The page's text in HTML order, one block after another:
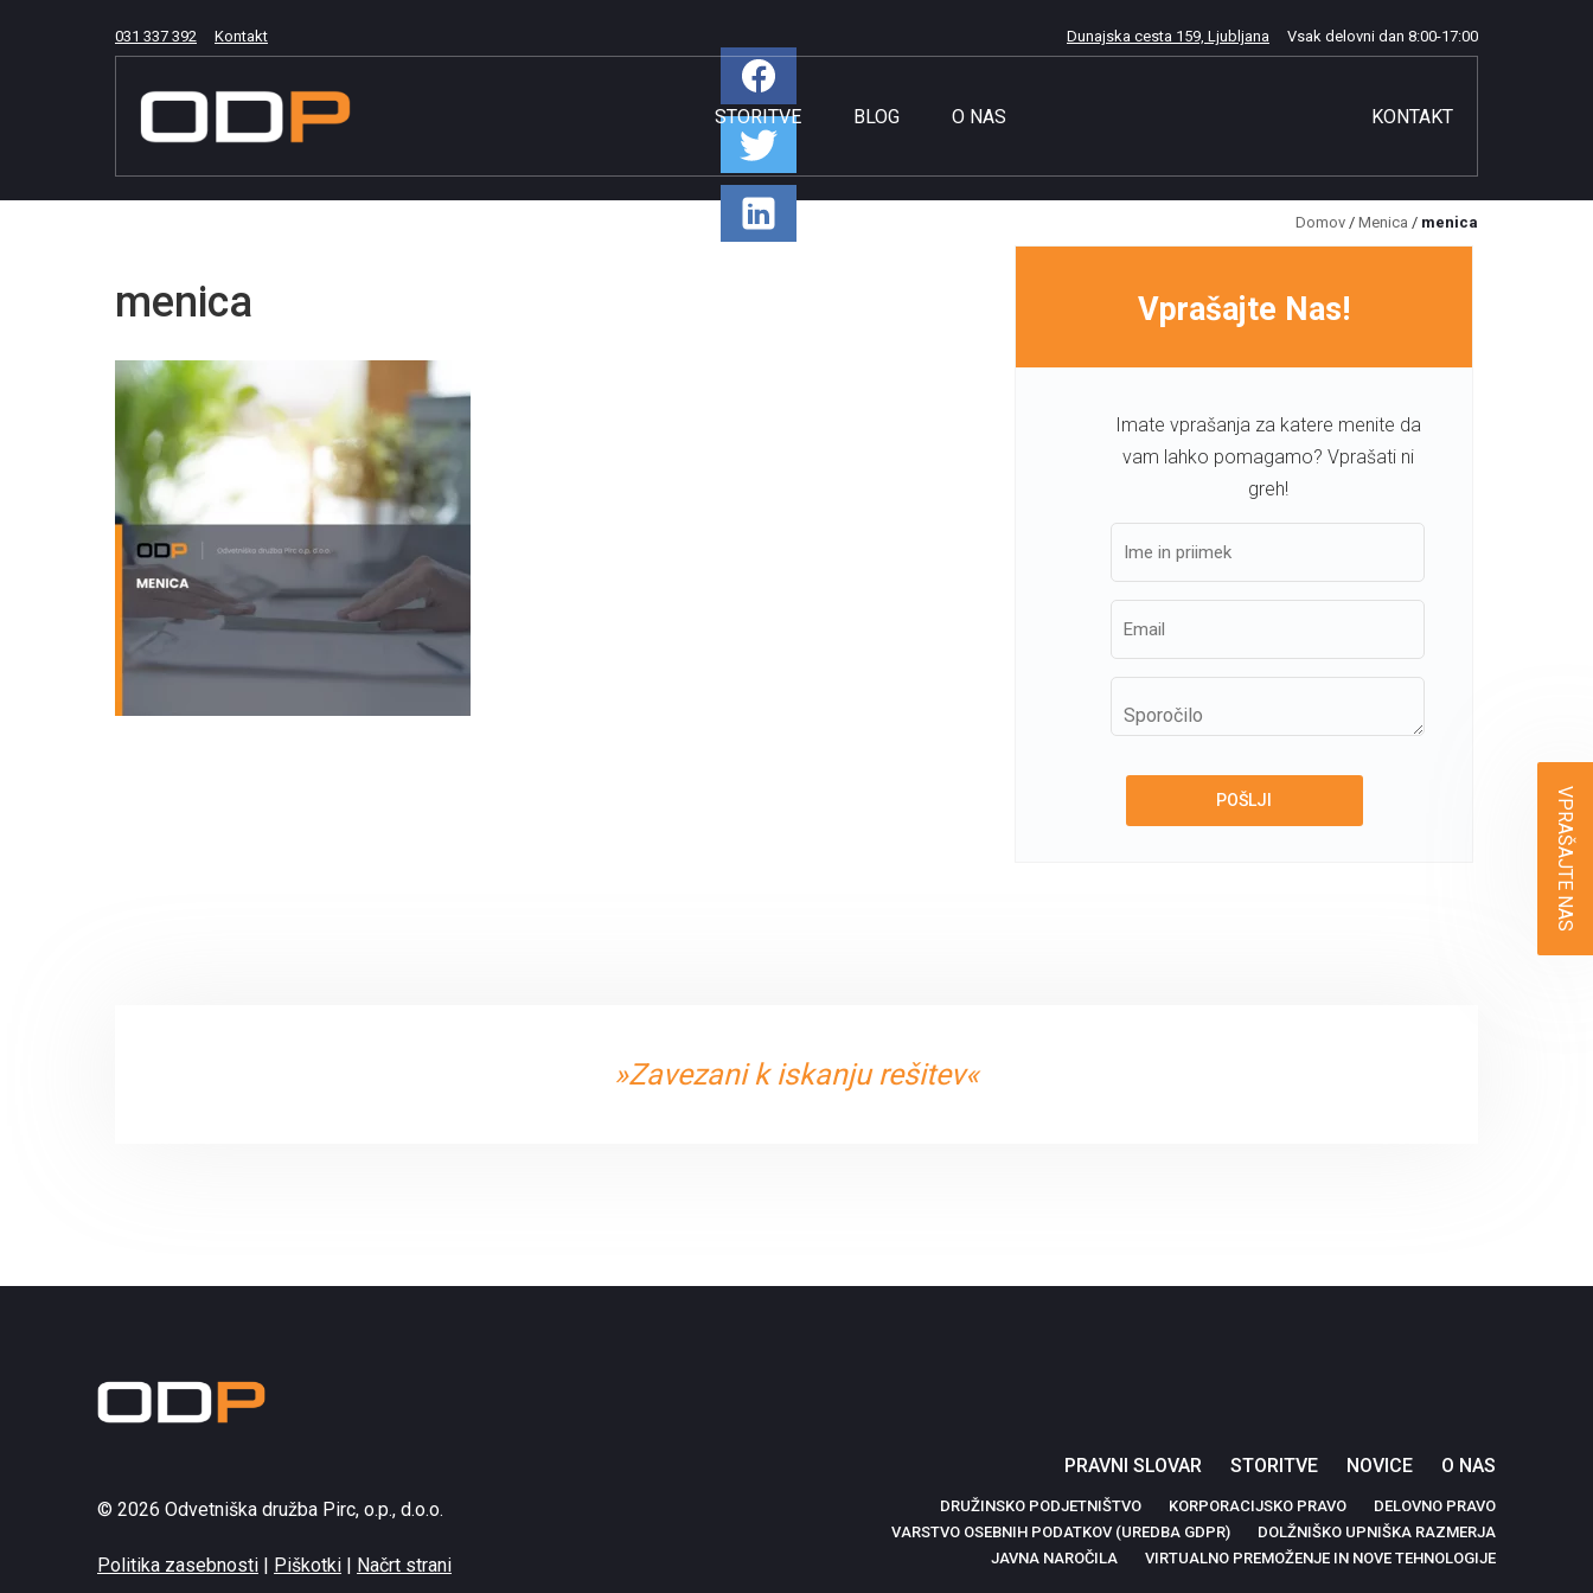
031 337 392 Kontakt Dunajska cesta 159, Ljubljana Vsak delovni dan 8:00-17:00
STORITVE BLOG O NAS KONTAKT
Domov / Menica / menica
menica Vprašajte Nas!
Imate vprašanja za katere menite da
vam lahko pomagamo? Vprašati ni
greh!
»Zavezani k iskanju rešitev«
VPRAŠAJTE NAS
© 2026 Odvetniška družba Pirc, o.p., d.o.o.
Politika zasebnosti | Piškotki | Načrt strani
PRAVNI SLOVAR STORITVE NOVICE O NAS
DRUŽINSKO PODJETNIŠTVO KORPORACIJSKO PRAVO
DELOVNO PRAVO
VARSTVO OSEBNIH PODATKOV (UREDBA GDPR)
DOLŽNIŠKO UPNIŠKA RAZMERJA
JAVNA NAROČILA
VIRTUALNO PREMOŽENJE IN NOVE TEHNOLOGIJE